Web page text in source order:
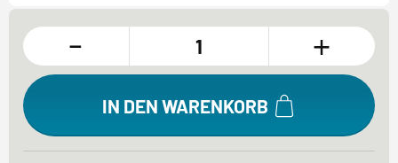
- +
IN DEN WARENKORB